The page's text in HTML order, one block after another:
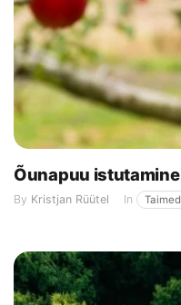
Õunapuu istutamine
By Kristjan Rüütel In Taimed